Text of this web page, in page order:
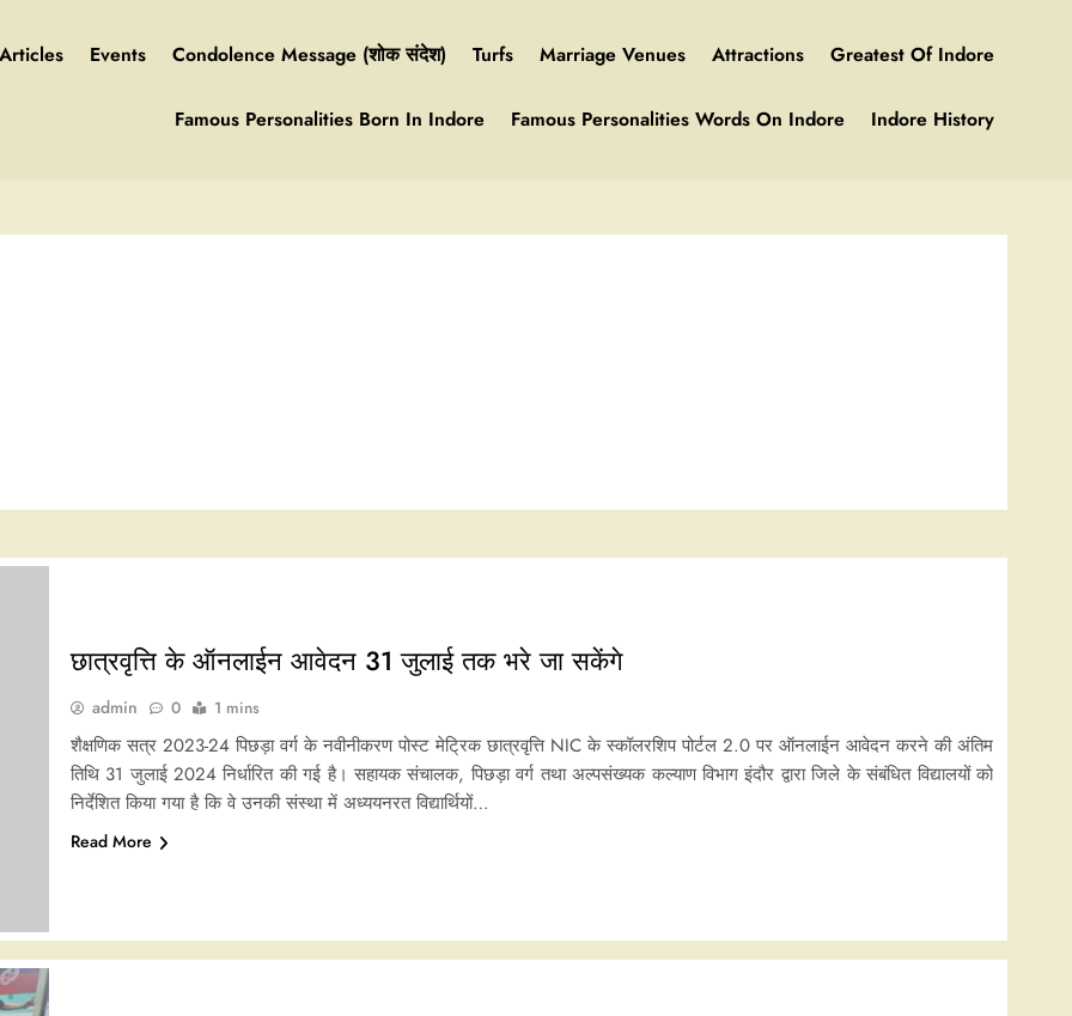
Articles Events Condolence Message (शोक संदेश) Turfs Marriage Venues Attractions Greatest Of Indore
Famous Personalities Born In Indore Famous Personalities Words On Indore Indore History
छात्रवृत्ति के ऑनलाईन आवेदन 31 जुलाई तक भरे जा सकेंगे
admin 0 1 mins
शैक्षणिक सत्र 2023-24 पिछड़ा वर्ग के नवीनीकरण पोस्ट मेट्रिक छात्रवृत्ति NIC के स्कॉलरशिप पोर्टल 2.0 पर ऑनलाईन आवेदन करने की अंतिम
तिथि 31 जुलाई 2024 निर्धारित की गई है। सहायक संचालक, पिछड़ा वर्ग तथा अल्पसंख्यक कल्याण विभाग इंदौर द्वारा जिले के संबंधित विद्यालयों को
निर्देशित किया गया है कि वे उनकी संस्था में अध्ययनरत विद्यार्थियों…
Read More